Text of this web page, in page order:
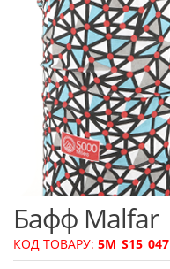
Бафф Malfar
КОД ТОВАРУ: 5M_S15_047